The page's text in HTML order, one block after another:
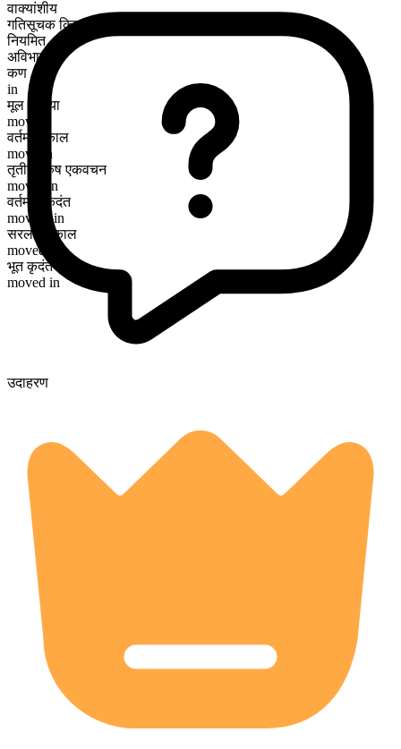
वाक्यांशीय
गतिसूचक क्रिया
नियमित
अविभाज्य
कण
in
मूल क्रिया
move
वर्तमान काल
move in
तृतीय पुरुष एकवचन
moves in
वर्तमान कृदंत
moving in
सरल भूतकाल
moved in
भूत कृदंत
moved in
उदाहरण